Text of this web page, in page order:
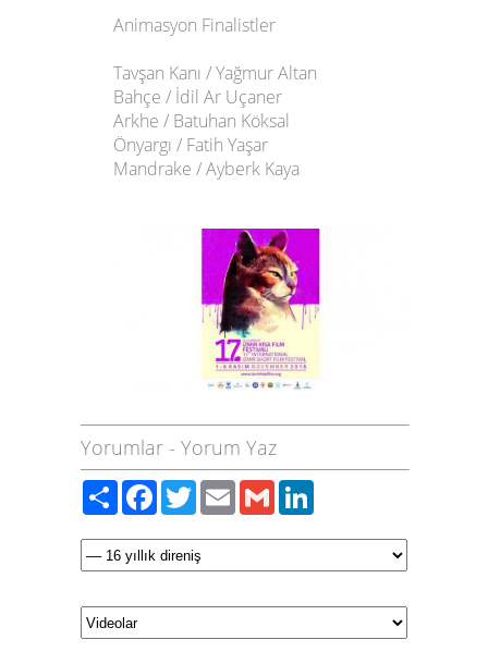
Animasyon Finalistler
Tavşan Kanı / Yağmur Altan
Bahçe / İdil Ar Uçaner
Arkhe / Batuhan Köksal
Önyargı / Fatih Yaşar
Mandrake / Ayberk Kaya
Yorumlar - Yorum Yaz
PaylaşFacebook
TwitterEmailGmail